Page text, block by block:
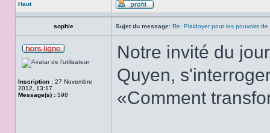
Haut
sophie Sujet du message: Re: Plaidoyer pour les pouvoirs de
Inscription : 27 Novembre
2012, 13:17
Message(s) : 598
Notre invité du
Quyen,
«Comment